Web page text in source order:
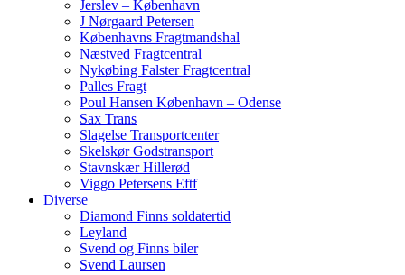
Jerslev – København
J Nørgaard Petersen
Københavns Fragtmandshal
Næstved Fragtcentral
Nykøbing Falster Fragtcentral
Palles Fragt
Poul Hansen København – Odense
Sax Trans
Slagelse Transportcenter
Skelskør Godstransport
Stavnskær Hillerød
Viggo Petersens Eftf
Diverse
Diamond Finns soldatertid
Leyland
Svend og Finns biler
Svend Laursen